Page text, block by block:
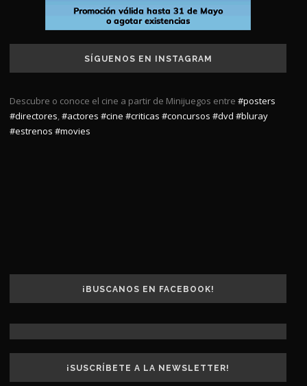
SÍGUENOS EN INSTAGRAM
Descubre o conoce el cine a partir de Minijuegos entre #posters
#directores,#actores #cine #criticas #concursos #dvd #bluray
#estrenos #movies
¡BUSCANOS EN FACEBOOK!
¡SUSCRÍBETE A LA NEWSLETTER!